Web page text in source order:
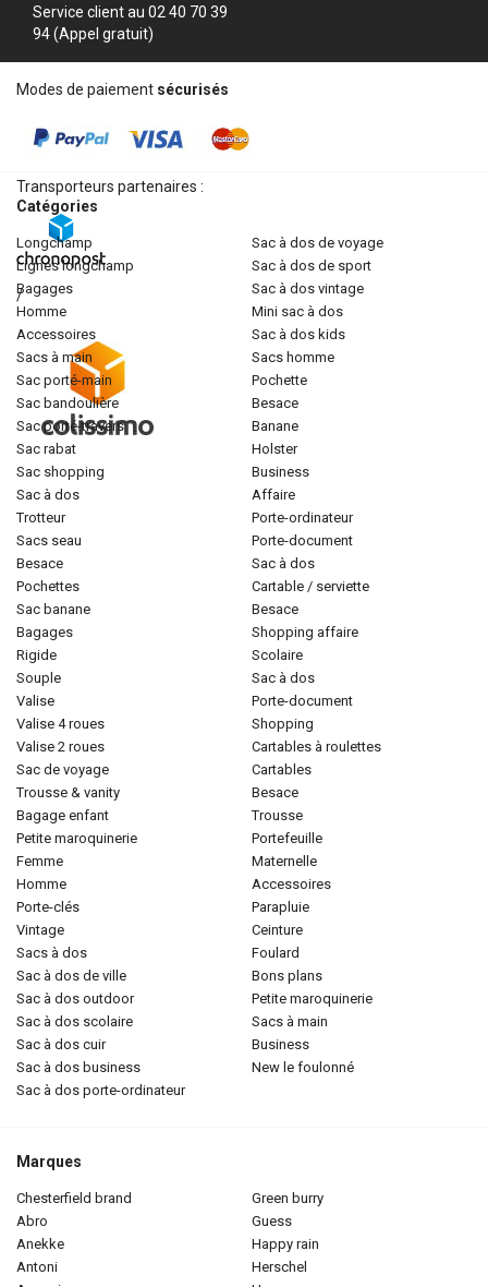
Service client au 02 40 70 39
94 (Appel gratuit)
Modes de paiement sécurisés
Transporteurs partenaires :
/
Catégories
longchamp
lignes longchamp
bagages
homme
accessoires
sacs à main
sac porté-main
sac bandoulière
sac porté-travers
sac rabat
sac shopping
sac à dos
trotteur
sacs seau
besace
pochettes
sac banane
bagages
rigide
souple
valise
valise 4 roues
valise 2 roues
sac de voyage
trousse & vanity
bagage enfant
petite maroquinerie
femme
homme
porte-clés
vintage
sacs à dos
sac à dos de ville
sac à dos outdoor
sac à dos scolaire
sac à dos cuir
sac à dos business
sac à dos porte-ordinateur
sac à dos de voyage
sac à dos de sport
sac à dos vintage
mini sac à dos
sac à dos kids
sacs homme
pochette
besace
banane
holster
business
affaire
porte-ordinateur
porte-document
sac à dos
cartable / serviette
besace
shopping affaire
scolaire
sac à dos
porte-document
shopping
cartables à roulettes
cartables
besace
trousse
portefeuille
maternelle
accessoires
parapluie
ceinture
foulard
bons plans
petite maroquinerie
sacs à main
business
new le foulonné
Marques
chesterfield brand
abro
anekke
antoni
green burry
guess
happy rain
herschel